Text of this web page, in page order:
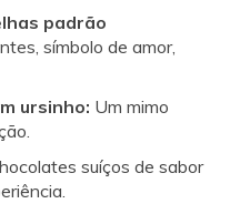
padrão
símbolo de amor,
ursinho: Um mimo
suíços de sabor